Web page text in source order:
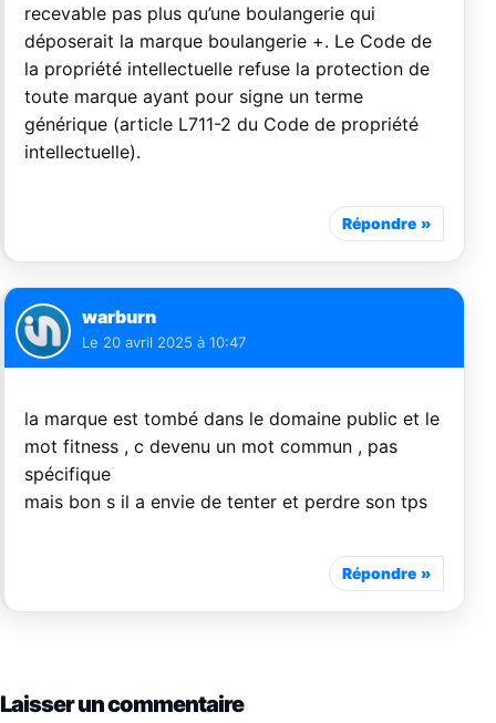
recevable pas plus qu’une boulangerie qui
déposerait la marque boulangerie +. Le Code de
la propriété intellectuelle refuse la protection de
toute marque ayant pour signe un terme
générique (article L711-2 du Code de propriété
intellectuelle).
Répondre
warburn
Le 20 avril 2025 à 10:47
la marque est tombé dans le domaine public et le
mot fitness , c devenu un mot commun , pas
spécifique
mais bon s il a envie de tenter et perdre son tps
Répondre
Laisser un commentaire